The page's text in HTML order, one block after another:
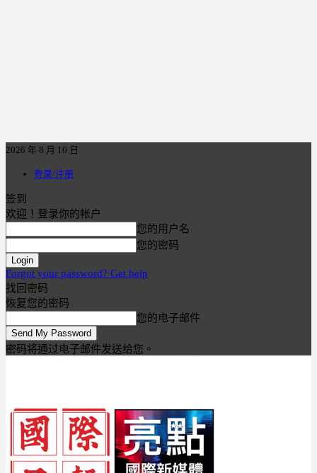
2026 年 8 月 10 日
登录/注册
签到
欢迎！登录你的帐户
您的用户名
您的密码
Forgot your password? Get help
找回密码
恢复您的密码
您的电子邮件
密码将通过电子邮件发送给您。